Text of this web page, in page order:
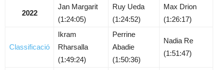
2022
Jan Margarit
(1:24:05)
Ruy Ueda
(1:24:52)
Max Drion
(1:26:17)
Classificació
Ikram
Rharsalla
(1:49:24)
Perrine
Abadie
(1:50:36)
Nadia Re
(1:51:47)